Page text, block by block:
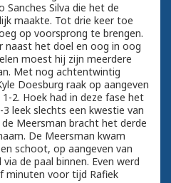
Silva die het de
maakte. Tot drie keer toe
op voorsprong te brengen.
naast het doel en oog in oog
moest hij zijn meerdere
Met nog achtentwintig
Doesburg raak op aangeven
2. Hoek had in deze fase het
leek slechts een kwestie van
Meersman bracht het derde
De Meersman kwam
schoot, op aangeven van
de paal binnen. Even werd
minuten voor tijd Rafiek